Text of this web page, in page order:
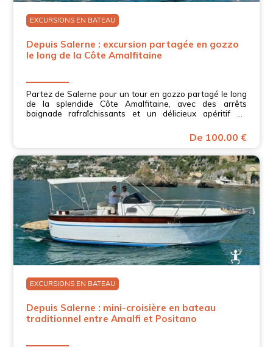
EXCURSIONS EN BATEAU
Depuis Salerne : excursion partagée en gozzo
le long de la Côte Amalfitaine
Partez de Salerne pour un tour en gozzo partagé le long
de la splendide Côte Amalfitaine, avec des arrêts
baignade rafraîchissants et un délicieux apéritif en
De 100.00 €
EXCURSIONS EN BATEAU
Depuis Salerne : mini-croisière en bateau
traditionnel entre Amalfi et Positano